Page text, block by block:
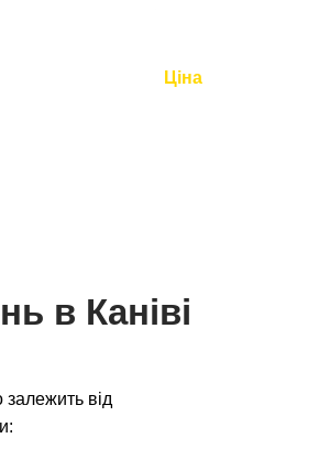
Ціна
в Каніві
від